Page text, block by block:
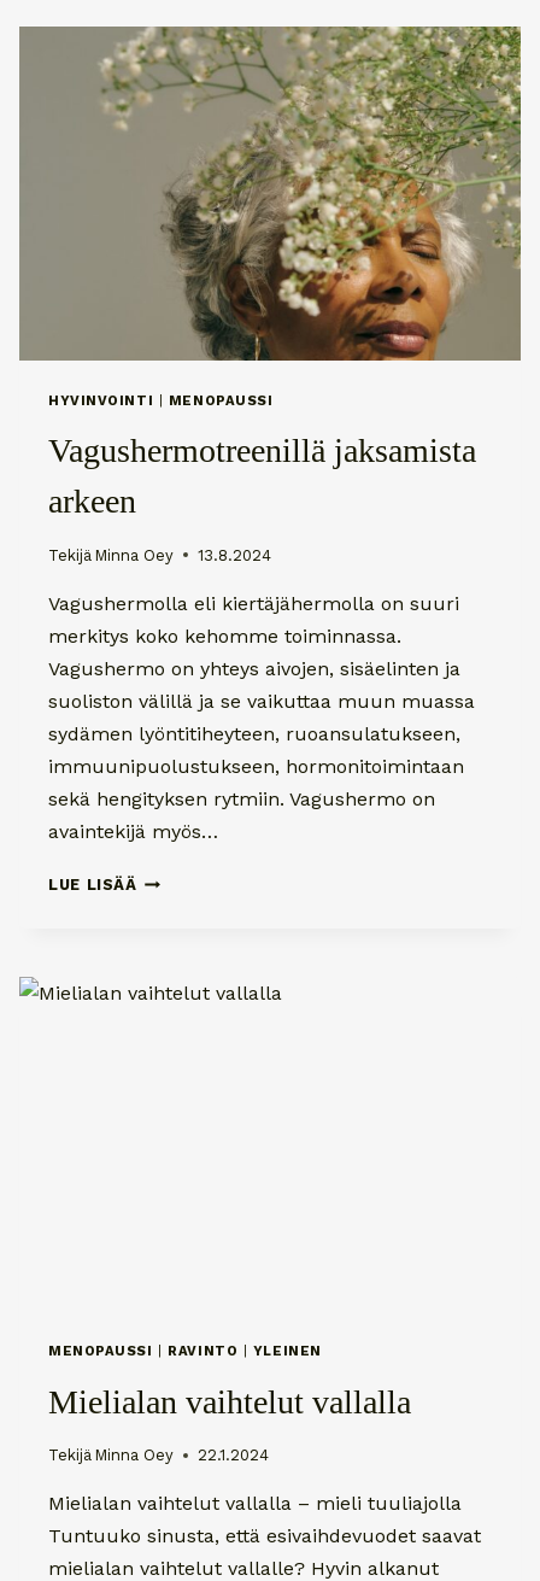
JA
ATOOPPINEN
IHO
HYVINVOINTI MENOPAUSSI
Vagushermotreenillä jaksamista
arkeen
Tekijä Minna Oey 13.8.2024
Vagushermolla eli kiertäjähermolla on suuri
merkitys koko kehomme toiminnassa.
Vagushermo on yhteys aivojen, sisäelinten ja
suoliston välillä ja se vaikuttaa muun muassa
sydämen lyöntitiheyteen, ruoansulatukseen,
immuunipuolustukseen, hormonitoimintaan
sekä hengityksen rytmiin. Vagushermo on
avaintekijä myös…
LUE LISÄÄ VAGUSHERMOTREENILLÄ
MENOPAUSSI RAVINTO YLEINEN
Mielialan vaihtelut vallalla
Tekijä Minna Oey 22.1.2024
Mielialan vaihtelut vallalla – mieli tuuliajolla
Tuntuuko sinusta, että esivaihdevuodet saavat
mielialan vaihtelut vallalle? Hyvin alkanut